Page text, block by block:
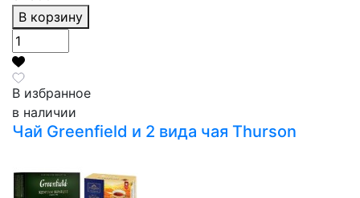
В корзину
В избранное
в наличии
Чай Greenfield и 2 вида чая Thurson